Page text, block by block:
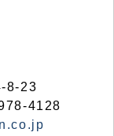
8-23
4128